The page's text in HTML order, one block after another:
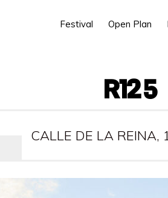
Festival Open Plan
R125
CALLE DE LA